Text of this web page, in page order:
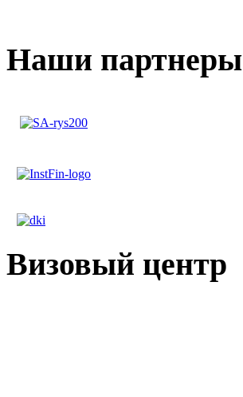
Наши партнеры
Визовый центр